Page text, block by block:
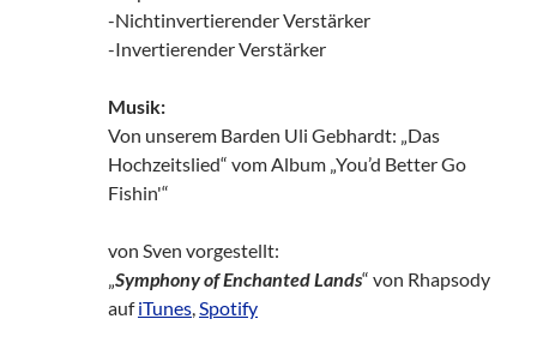
-Nichtinvertierender Verstärker
-Invertierender Verstärker
Musik:
Von unserem Barden Uli Gebhardt: „Das
Hochzeitslied“ vom Album „You’d Better Go
Fishin'“
von Sven vorgestellt:
„Symphony of Enchanted Lands“ von Rhapsody
aufiTunes,Spotify